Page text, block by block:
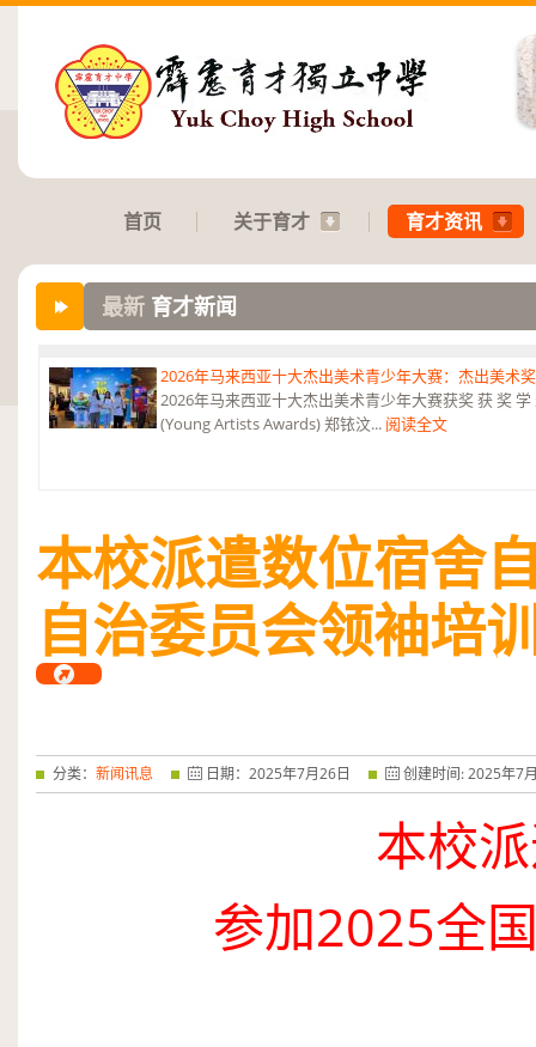
首页 关于育才 育才资讯
最新 育才新闻
——特优奖...阅读全文
2026年马来西亚十大杰出美术青少年大赛：杰出美术
2026年马来西亚十大杰出美术青少年大赛获奖 获 奖
(Young Artists Awards) 郑铱汶... 阅读全文
本校派遣数位宿舍
自治委员会领袖培
分类： 新闻讯息 日期： 2025年7月26日 创建时间:2025年7
本校
参加2025全